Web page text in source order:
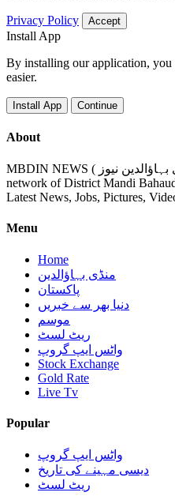
Privacy Policy Accept
Install App
By installing our application, you
easier.
Install App Continue
About
MBDIN NEWS ( منڈی بہاؤالدین نیوز ) is the largest media
network of District Mandi
Latest News, Jobs, Pictures,
Menu
Home
منڈی بہاؤالدین
پاکستان
دنیا بھر سے خبریں
موسم
ریٹ لسٹ
واٹس ایپ گروپ
Stock Exchange
Gold Rate
Live Tv
Popular
واٹس ایپ گروپ
دیسی مہینے کی تاریخ
ریٹ لسٹ